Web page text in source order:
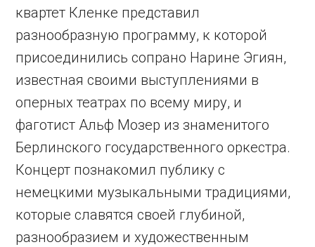
квартет Кленке представил
разнообразную программу, к которой
присоединились сопрано Нарине Эгиян,
известная своими выступлениями в
оперных театрах по всему миру, и
фаготист Альф Мозер из знаменитого
Берлинского государственного оркестра.
Концерт познакомил публику с
немецкими музыкальными традициями,
которые славятся своей глубиной,
разнообразием и художественным